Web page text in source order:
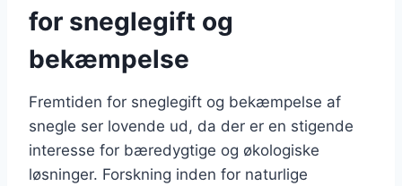
for sneglegift og
bekæmpelse
Fremtiden for sneglegift og bekæmpelse af
snegle ser lovende ud, da der er en stigende
interesse for bæredygtige og økologiske
løsninger. Forskning inden for naturlige